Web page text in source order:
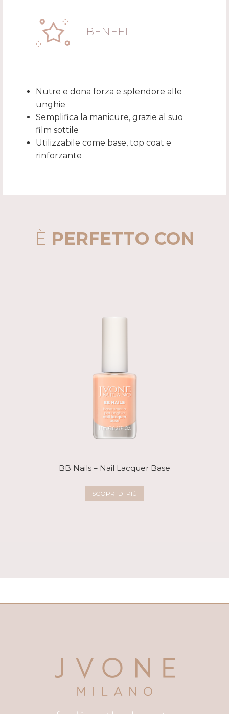
BENEFIT
Nutre e dona forza e splendore alle
unghie
Semplifica la manicure, grazie al suo
film sottile
Utilizzabile come base, top coat e
rinforzante
È PERFETTO CON
BB Nails – Nail Lacquer Base
SCOPRI DI PIÙ